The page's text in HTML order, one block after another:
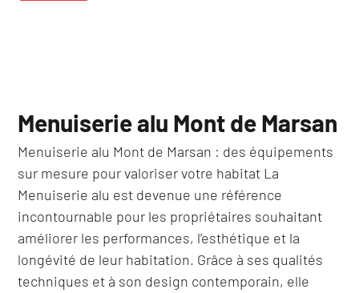
Menuiserie alu Mont de Marsan
Menuiserie alu Mont de Marsan : des équipements
sur mesure pour valoriser votre habitat La
Menuiserie alu est devenue une référence
incontournable pour les propriétaires souhaitant
améliorer les performances, l’esthétique et la
longévité de leur habitation. Grâce à ses qualités
techniques et à son design contemporain, elle